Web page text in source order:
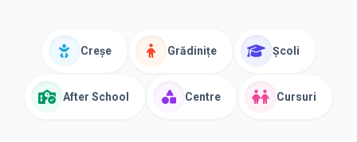
Creșe Grădinițe Școli
After School Centre Cursuri